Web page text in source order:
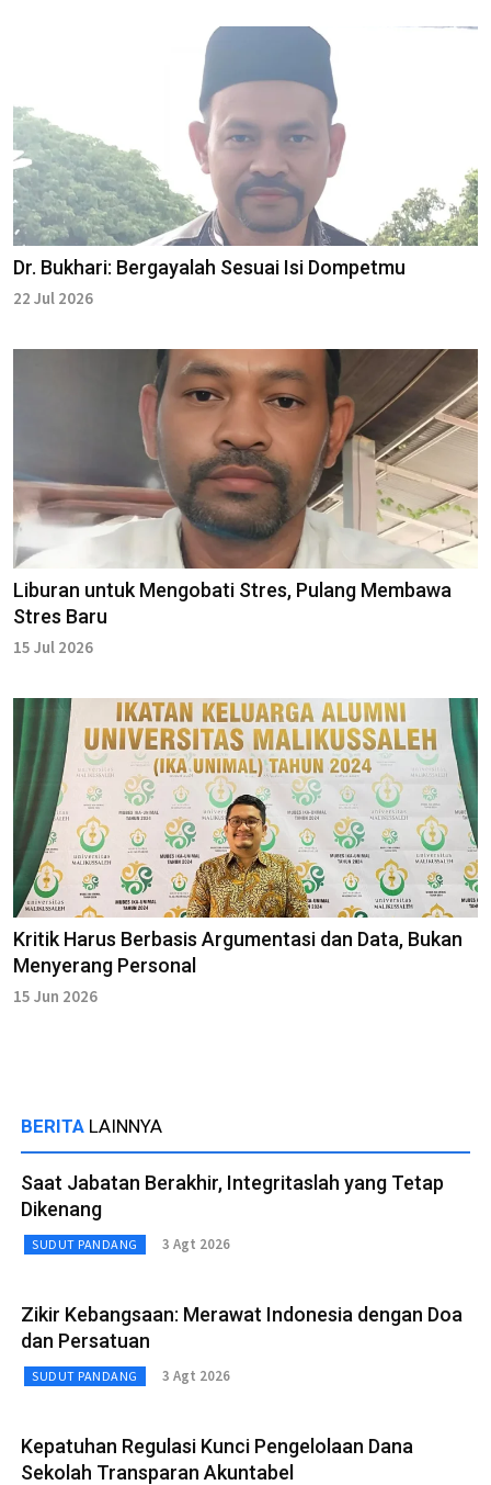
Dr. Bukhari: Bergayalah Sesuai Isi Dompetmu
22 Jul 2026
Liburan untuk Mengobati Stres, Pulang Membawa
Stres Baru
15 Jul 2026
Kritik Harus Berbasis Argumentasi dan Data, Bukan
Menyerang Personal
15 Jun 2026
BERITA LAINNYA
Saat Jabatan Berakhir, Integritaslah yang Tetap
Dikenang
SUDUT PANDANG 3 Agt 2026
Zikir Kebangsaan: Merawat Indonesia dengan Doa
dan Persatuan
SUDUT PANDANG 3 Agt 2026
Kepatuhan Regulasi Kunci Pengelolaan Dana
Sekolah Transparan Akuntabel